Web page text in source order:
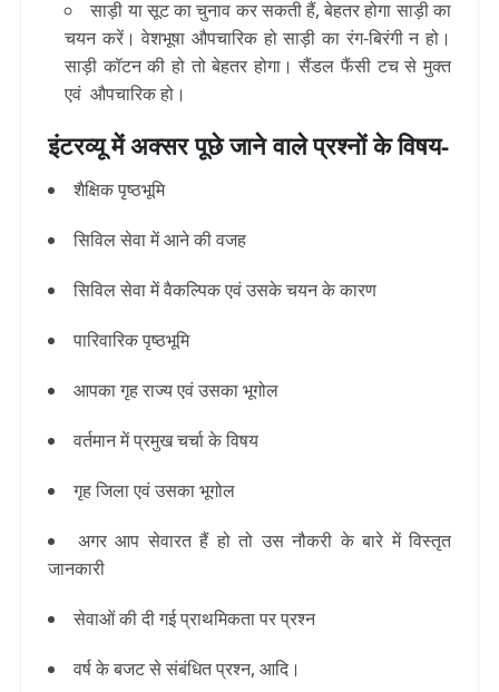
साड़ी या सूट का चुनाव कर सकती हैं, बेहतर होगा साड़ी का
चयन करें। वेशभूषा औपचारिक हो साड़ी का रंग-बिरंगी न हो।
साड़ी कॉटन की हो तो बेहतर होगा। सैंडल फैंसी टच से मुक्त
एवं औपचारिक हो।
इंटरव्यूमें अक्सर पूछे जाने वाले प्रश्नों के विषय-
शैक्षिक पृष्ठभूमि
सिविल सेवा में आने की वजह
सिविल सेवा में वैकल्पिक एवं उसके चयन के कारण
पारिवारिक पृष्ठभूमि
आपका गृह राज्य एवं उसका भूगोल
वर्तमान में प्रमुख चर्चा के विषय
गृह जिला एवं उसका भूगोल
अगर आप सेवारत हैं हो तो उस नौकरी के बारे में विस्तृत
जानकारी
सेवाओं की दी गई प्राथमिकता पर प्रश्न
वर्ष के बजट से संबंधित प्रश्न, आदि ।